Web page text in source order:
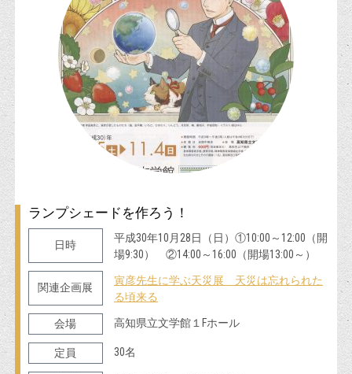
ランプシェードを作ろう！
日時
平成30年10月28日（日）①10:00～12:00（開
場9:30） ②14:00～16:00（開場13:00～）
関連企画展
寅彦先生に学ぶ天災展 天災は忘れられた
る頃来る
会場 高知県立文学館１Fホール
定員 30名